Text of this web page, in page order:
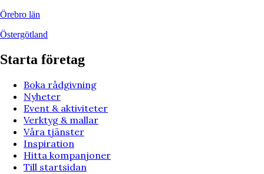
Örebro län
Östergötland
Starta företag
Boka rådgivning
Nyheter
Event & aktiviteter
Verktyg & mallar
Våra tjänster
Inspiration
Hitta kompanjoner
Till startsidan